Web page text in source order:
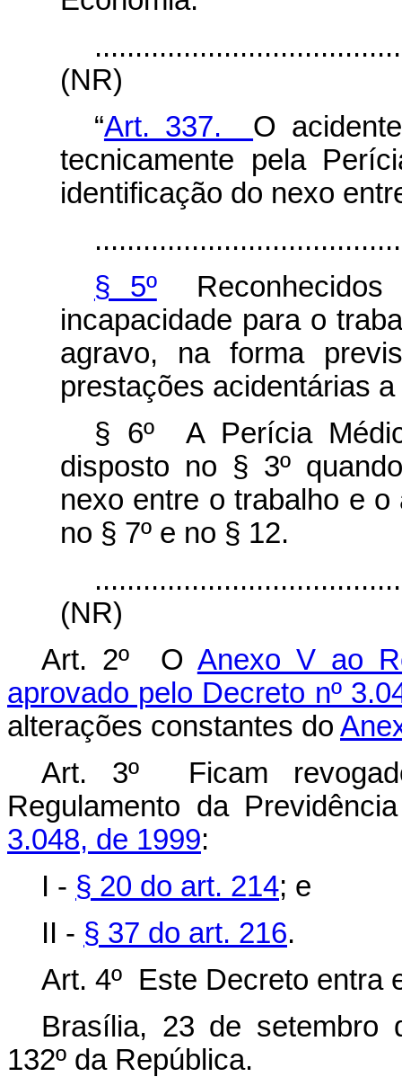
(NR)
“Art. 337. O
tecnicamente pela
identificação do nexo
§ 5ºReconhecidos
incapacidade para o
agravo, na forma
prestações acidentárias
§ 6º A Perícia
disposto no § 3º
nexo entre o trabalho e
no § 7º e no § 12.
(NR)
Art. 2º O Anexo V ao
aprovado pelo Decreto nº
alterações constantes do
Art. 3º Ficam
Regulamento da
3.048, de 1999:
I - § 20 do art. 214; e
II - § 37 do art. 216.
Art. 4º Este Decreto entra
Brasília, 23 de setembro
132º da República.